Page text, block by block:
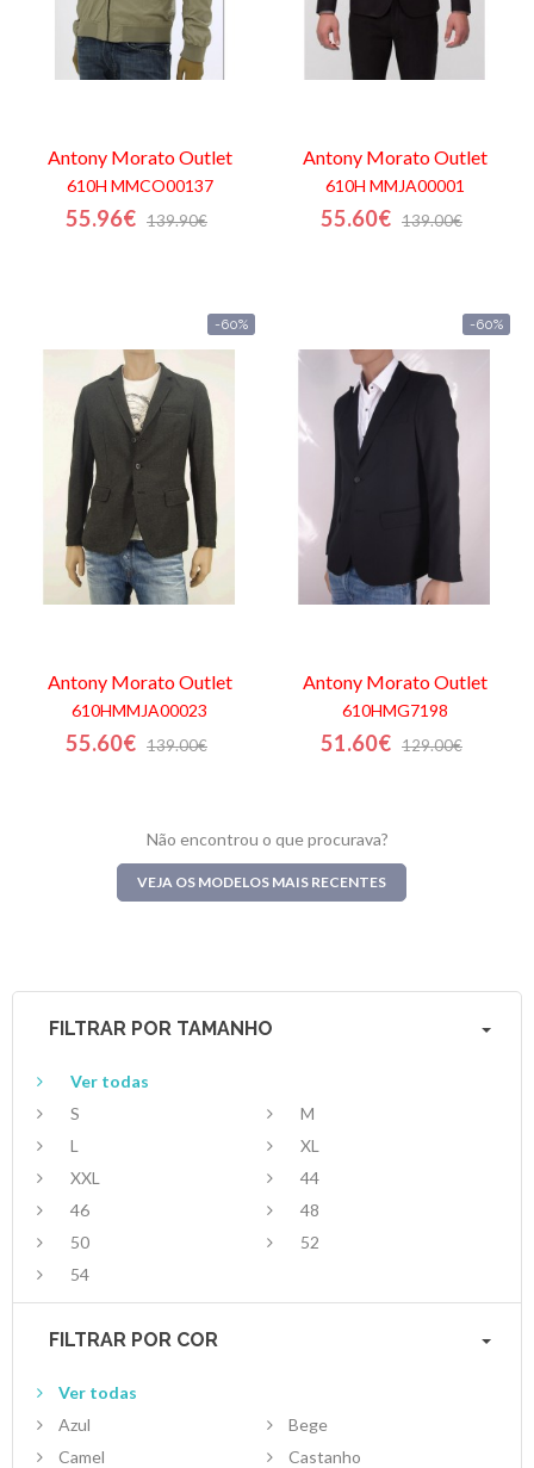
Antony MoratoOutlet
610H MMCO00137
55.96€ 139.90€
Antony MoratoOutlet
610H MMJA00001
55.60€ 139.00€
-60%
Antony MoratoOutlet
610HMMJA00023
55.60€ 139.00€
-60%
Antony MoratoOutlet
610HMG7198
51.60€ 129.00€
Não encontrou o que procurava?
VEJA OS MODELOS MAIS RECENTES
FILTRAR POR TAMANHO
Ver todas
S
M
L
XL
XXL
44
46
48
50
52
54
FILTRAR POR COR
Ver todas
Azul
Bege
Camel
Castanho